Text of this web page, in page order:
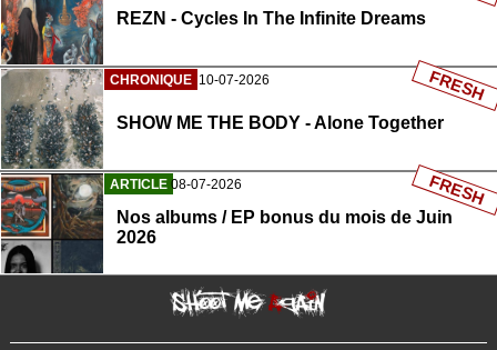
REZN - Cycles In The Infinite Dreams
CHRONIQUE 10-07-2026
SHOW ME THE BODY - Alone Together
FRESH
ARTICLE 08-07-2026
Nos albums / EP bonus du mois de Juin
2026
FRESH